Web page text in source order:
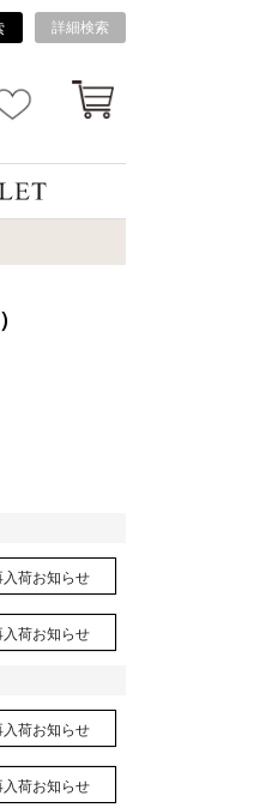
詳細検索
入荷お知らせ
入荷お知らせ
入荷お知らせ
入荷お知らせ